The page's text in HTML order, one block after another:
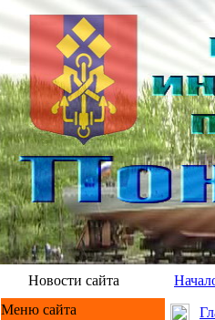
Новости сайта
Меню сайта